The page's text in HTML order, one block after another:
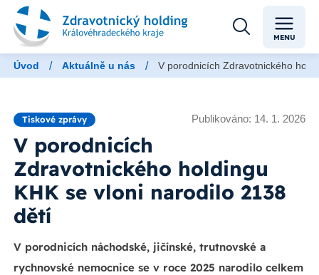
MENU
Úvod / Aktuálně u nás / V porodnicích Zdravotnického
Tiskové zprávy Publikováno: 14. 1. 2026
V porodnicích
Zdravotnického holdingu
KHK se vloni narodilo 2138
dětí
V porodnicích náchodské, jičínské, trutnovské a
rychnovské nemocnice se v roce 2025 narodilo celkem